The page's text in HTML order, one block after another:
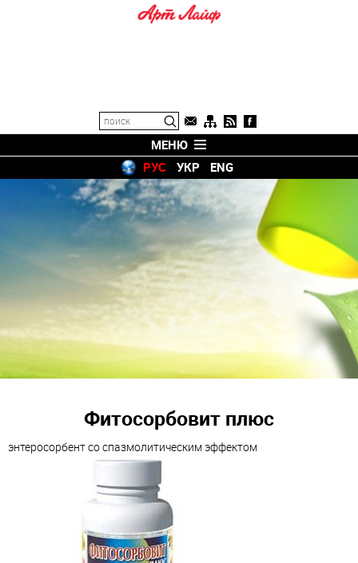
МЕНЮ
РУС
УКР ENG
Фитосорбовит плюс
энтеросорбент со спазмолитическим эффектом